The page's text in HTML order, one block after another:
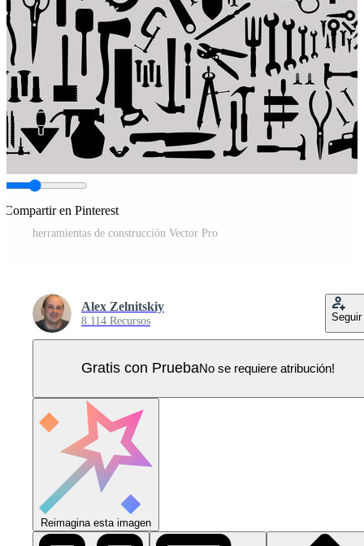
Compartir en Pinterest
herramientas de construcción Vector Pro
Alex Zelnitskiy
8.114 Recursos Seguir
Gratis con PruebaNo se requiere atribución!
Reimagina esta imagen